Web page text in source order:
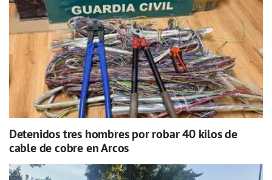
Detenidos tres hombres por robar 40 kilos de
cable de cobre en Arcos